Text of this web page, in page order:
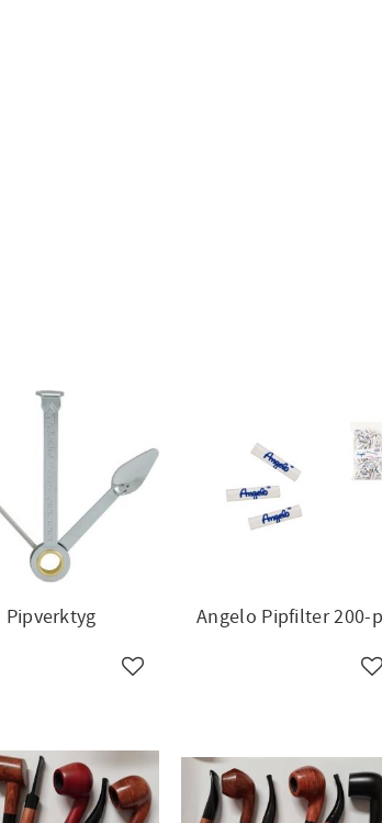
Pipverktyg
Lägg till i favoriter
Angelo Pipfilter 200-p